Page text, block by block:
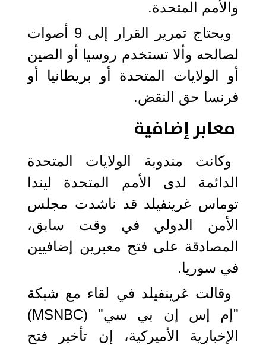
والأمم المتحدة.
ويحتاج تمرير القرار إلى 9 أصوات
لصالحه وألا تستخدم روسيا أو الصين
أو الولايات المتحدة أو بريطانيا أو
فرنسا حق النقض.
معابر إضافية
وكانت مندوبة الولايات المتحدة
الدائمة لدى الأمم المتحدة ليندا
توماس غرينفيلد قد ناشدت مجلس
الأمن الدولي في وقت سابق،
المصادقة على فتح معبرين إضافيين
في سوريا.
وقالت غرينفيلد في لقاء مع شبكة
"إم إس إن بي سي" (MSNBC)
الإخبارية الأميركية، إن تأخير فتح